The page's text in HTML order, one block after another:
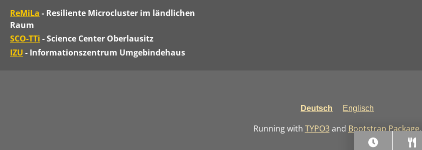
ReMiLa - Resiliente Microcluster im ländlichen
Raum
SCO-TTi - Science Center Oberlausitz
IZU - Informationszentrum Umgebindehaus
Deutsch Englisch
Running with TYPO3and Bootstrap Package.